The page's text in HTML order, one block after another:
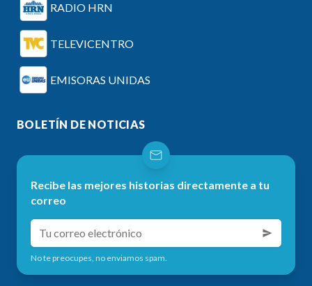
RADIO HRN
TELEVICENTRO
EMISORAS UNIDAS
BOLETÍN DE NOTICIAS
Recibe las mejores historias directamente a tu
correo
No te preocupes, no enviamos spam.